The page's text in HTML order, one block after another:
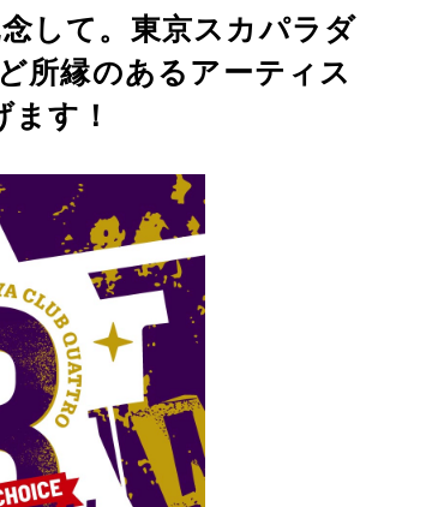
して。東京スカパラダ
所縁のあるアーティス
す！